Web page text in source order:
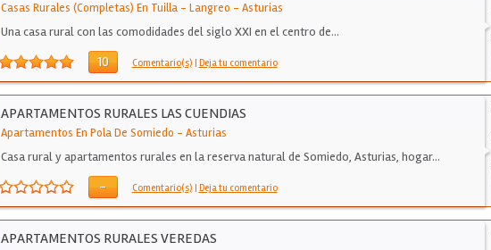
Casas Rurales (Completas) En Tuilla - Langreo - Asturias
Una casa rural con las comodidades del siglo XXI en el centro de…
10 Comentario(s) | Deja tu comentario
APARTAMENTOS RURALES LAS CUENDIAS
Apartamentos En Pola De Somiedo - Asturias
Casa rural y apartamentos rurales en la reserva natural de Somiedo, Asturias, hogar…
- Comentario(s) | Deja tu comentario
APARTAMENTOS RURALES VEREDAS